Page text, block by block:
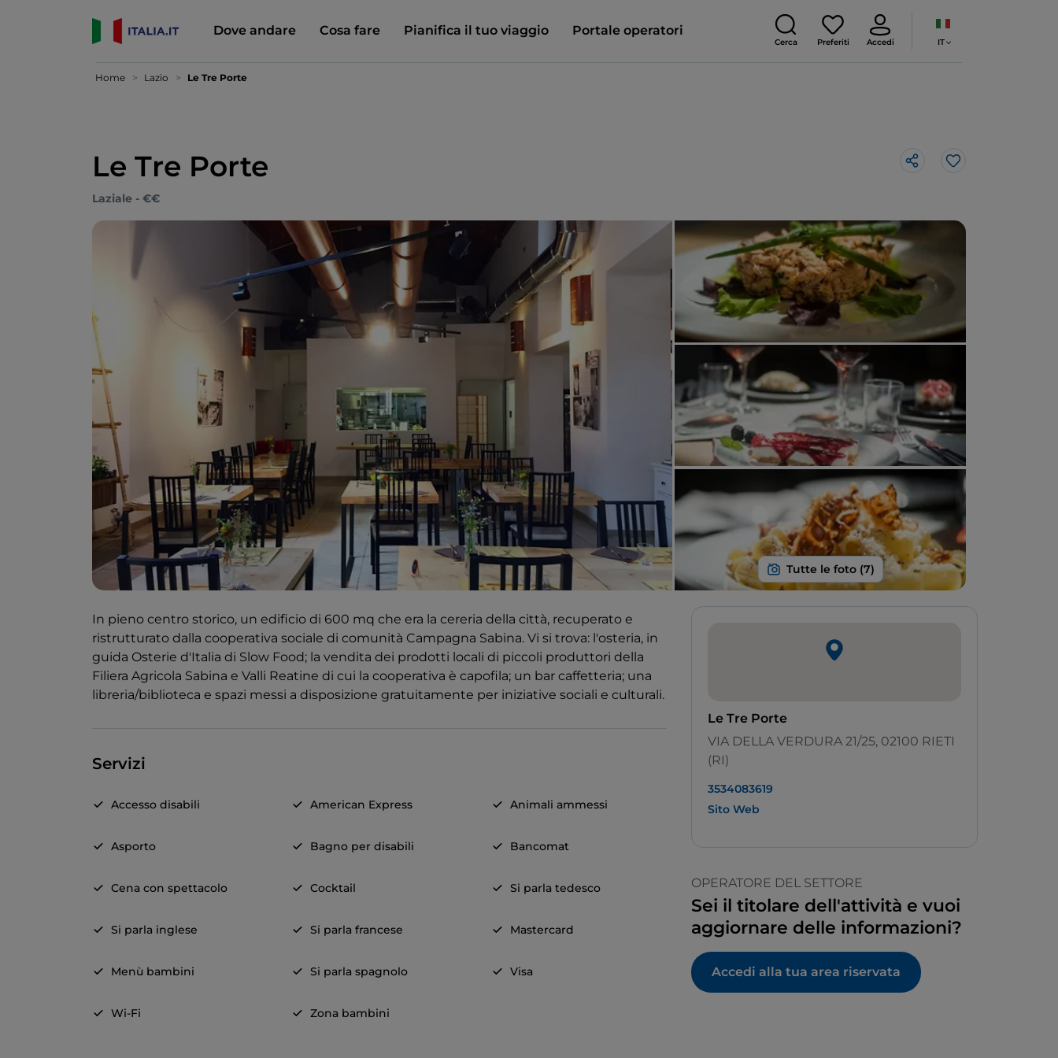
Dove andare Cosa fare Pianifica il tuo viaggio Portale operatori
Cerca Preferiti Accedi IT
Home Lazio Le Tre Porte
Le Tre Porte Like
Laziale - €€
In pieno centro storico, un edificio di 600 mq che era la cereria della città, recuperato e
ristrutturato dalla cooperativa sociale di comunità Campagna Sabina. Vi si trova: l'osteria, in
guida Osterie d'Italia di Slow Food; la vendita dei prodotti locali di piccoli produttori della
Filiera Agricola Sabina e Valli Reatine di cui la cooperativa è capofila; un bar caffetteria; una
libreria/biblioteca e spazi messi a disposizione gratuitamente per iniziative sociali e culturali.
Servizi
Accesso disabili American Express Animali ammessi
Asporto Bagno per disabili Bancomat
Cena con spettacolo Cocktail Si parla tedesco
Si parla inglese Si parla francese Mastercard
Menù bambini Si parla spagnolo Visa
Wi-Fi Zona bambini
Le Tre Porte
VIA DELLA VERDURA 21/25, 02100 RIETI
(RI)
3534083619
Sito Web
OPERATORE DEL SETTORE
Sei il titolare dell'attività e vuoi
aggiornare delle informazioni?
Accedi alla tua area riservata